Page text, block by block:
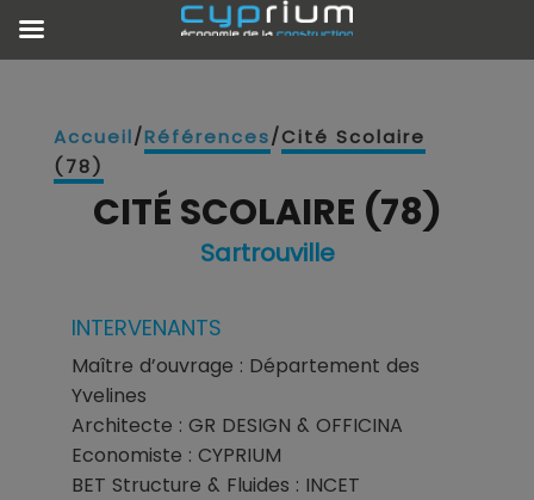
Accueil/Références/Cité Scolaire
(78)
CITÉ SCOLAIRE (78)
Sartrouville
INTERVENANTS
Maître d’ouvrage : Département des
Yvelines
Architecte : GR DESIGN & OFFICINA
Economiste : CYPRIUM
BET Structure & Fluides : INCET